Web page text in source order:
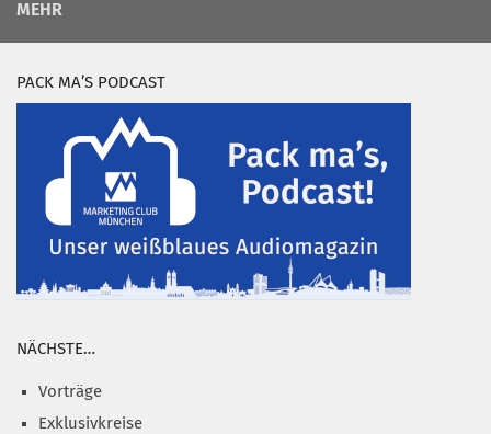
MEHR
PACK MA’S PODCAST
NÄCHSTE…
Vorträge
Exklusivkreise